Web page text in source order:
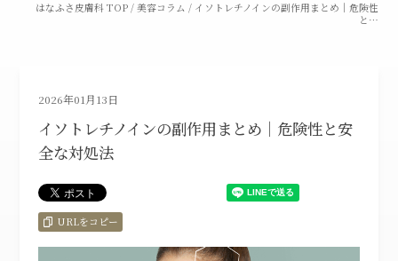
はなふさ皮膚科 TOP /美容コラム / イソトレチノインの副作用まとめ｜危険性
と…
2026年01月13日
イソトレチノインの副作用まとめ｜危険性と安
全な対処法
URLをコピー